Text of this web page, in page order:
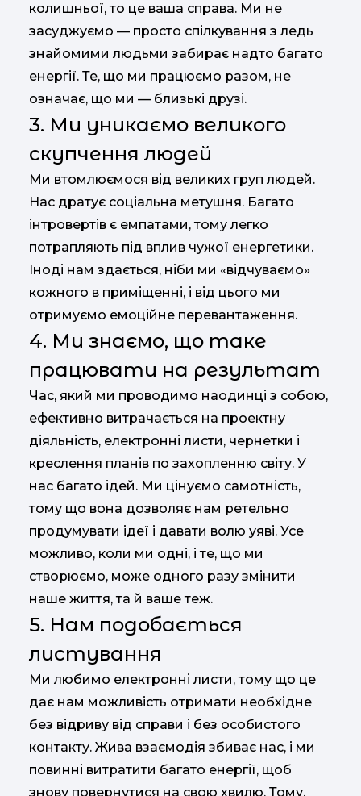
колишньої, то це ваша справа. Ми не
засуджуємо — просто спілкування з ледь
знайомими людьми забирає надто багато
енергії. Те, що ми працюємо разом, не
означає, що ми — близькі друзі.
3. Ми уникаємо великого
скупчення людей
Ми втомлюємося від великих груп людей.
Нас дратує соціальна метушня. Багато
інтровертів є емпатами, тому легко
потрапляють під вплив чужої енергетики.
Іноді нам здається, ніби ми «відчуваємо»
кожного в приміщенні, і від цього ми
отримуємо емоційне перевантаження.
4. Ми знаємо, що таке
працювати на результат
Час, який ми проводимо наодинці з собою,
ефективно витрачається на проектну
діяльність, електронні листи, чернетки і
креслення планів по захопленню світу. У
нас багато ідей. Ми цінуємо самотність,
тому що вона дозволяє нам ретельно
продумувати ідеї і давати волю уяві. Усе
можливо, коли ми одні, і те, що ми
створюємо, може одного разу змінити
наше життя, та й ваше теж.
5. Нам подобається
листування
Ми любимо електронні листи, тому що це
дає нам можливість отримати необхідне
без відриву від справи і без особистого
контакту. Жива взаємодія збиває нас, і ми
повинні витратити багато енергії, щоб
знову повернутися на свою хвилю. Тому,